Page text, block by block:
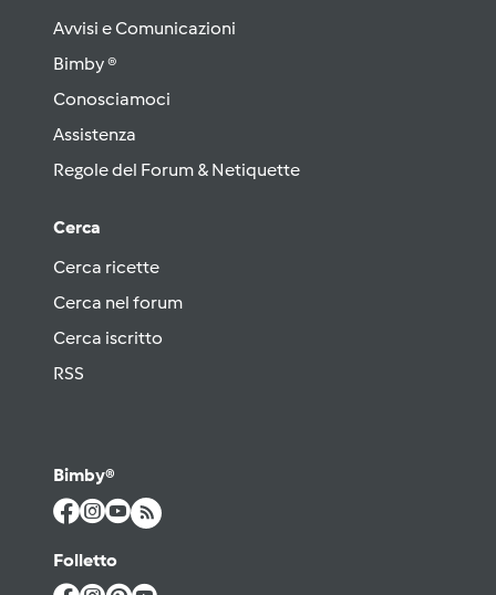
Avvisi e Comunicazioni
Bimby ®
Conosciamoci
Assistenza
Regole del Forum & Netiquette
Cerca
Cerca ricette
Cerca nel forum
Cerca iscritto
RSS
Bimby®
Folletto